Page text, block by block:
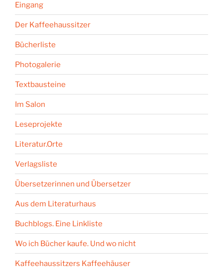
Eingang
Der Kaffeehaussitzer
Bücherliste
Photogalerie
Textbausteine
Im Salon
Leseprojekte
Literatur.Orte
Verlagsliste
Übersetzerinnen und Übersetzer
Aus dem Literaturhaus
Buchblogs. Eine Linkliste
Wo ich Bücher kaufe. Und wo nicht
Kaffeehaussitzers Kaffeehäuser